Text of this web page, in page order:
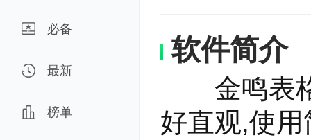
必备
最新
榜单
软件简介
金鸣表格
好直观,使